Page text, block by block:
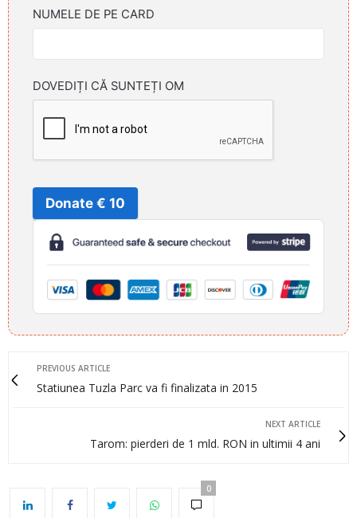
NUMELE DE PE CARD
DOVEDIȚI CĂ SUNTEȚI OM
Donate € 10
PREVIOUS ARTICLE
Statiunea Tuzla Parc va fi finalizata in 2015
NEXT ARTICLE
Tarom: pierderi de 1 mld. RON in ultimii 4 ani
0